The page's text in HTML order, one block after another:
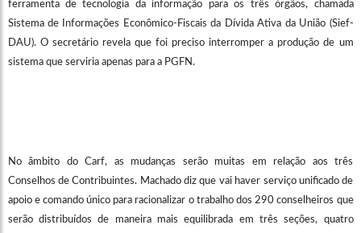
ferramenta de tecnologia da informação para os três órgãos, chamada
Sistema de Informações Econômico-Fiscais da Dívida Ativa da União (Sief-
DAU). O secretário revela que foi preciso interromper a produção de um
sistema que serviria apenas para a PGFN.
No âmbito do Carf, as mudanças serão muitas em relação aos três
Conselhos de Contribuintes. Machado diz que vai haver serviço unificado de
apoio e comando único para racionalizar o trabalho dos 290 conselheiros que
serão distribuídos de maneira mais equilibrada em três seções, quatro